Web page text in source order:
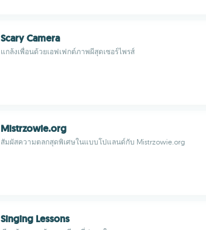
Scary Camera
แกล้งเพื่อนด้วยเอฟเฟกต์ภาพผีสุดเซอร์ไพรส์
Mistrzowie.org
สัมผัสความตลกสุดพิเศษในแบบโปแลนด์กับ Mistrzowie.org
Singing Lessons